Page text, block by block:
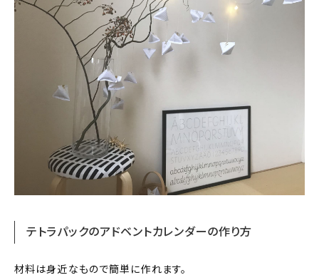
テトラパックのアドベントカレンダーの作り方
材料は身近なもので簡単に作れます。